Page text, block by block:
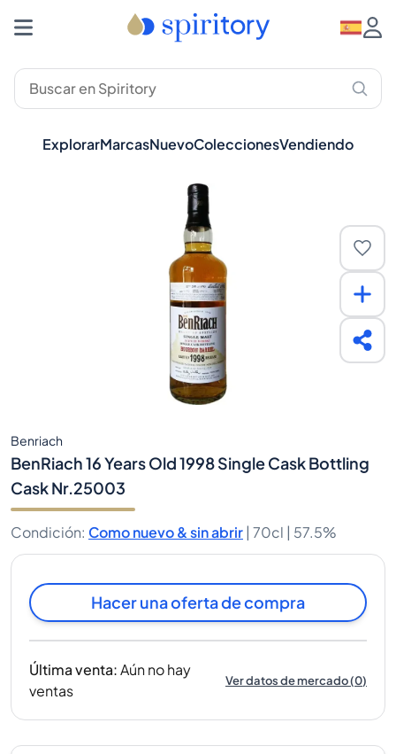
ExplorarMarcasNuevoColeccionesVendiendo
Benriach
BenRiach 16 Years Old 1998 Single Cask Bottling
Cask Nr.25003
Condición: Como nuevo & sin abrir | 70cl | 57.5%
Hacer una oferta de compra
Última venta:Aún no hay
ventas
Ver datos de mercado(0)